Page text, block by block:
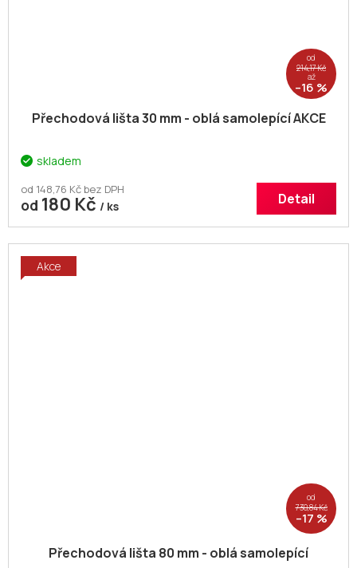
od
214,17 Kč
až
–16 %
Přechodová lišta 30 mm - oblá samolepící AKCE
skladem
od 148,76 Kč bez DPH
od 180 Kč / ks Detail
Akce
od
730,84 Kč
–17 %
Přechodová lišta 80 mm - oblá samolepící